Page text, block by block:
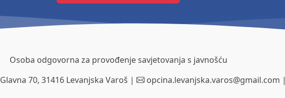
Osoba odgovorna za provođenje savjetovanja s javnošću
Glavna 70, 31416 Levanjska Varoš | opcina.levanjska.varos@gmail.com |